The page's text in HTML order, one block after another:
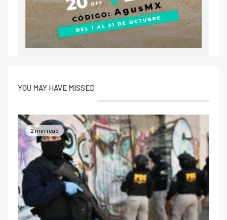
YOU MAY HAVE MISSED
2 min read